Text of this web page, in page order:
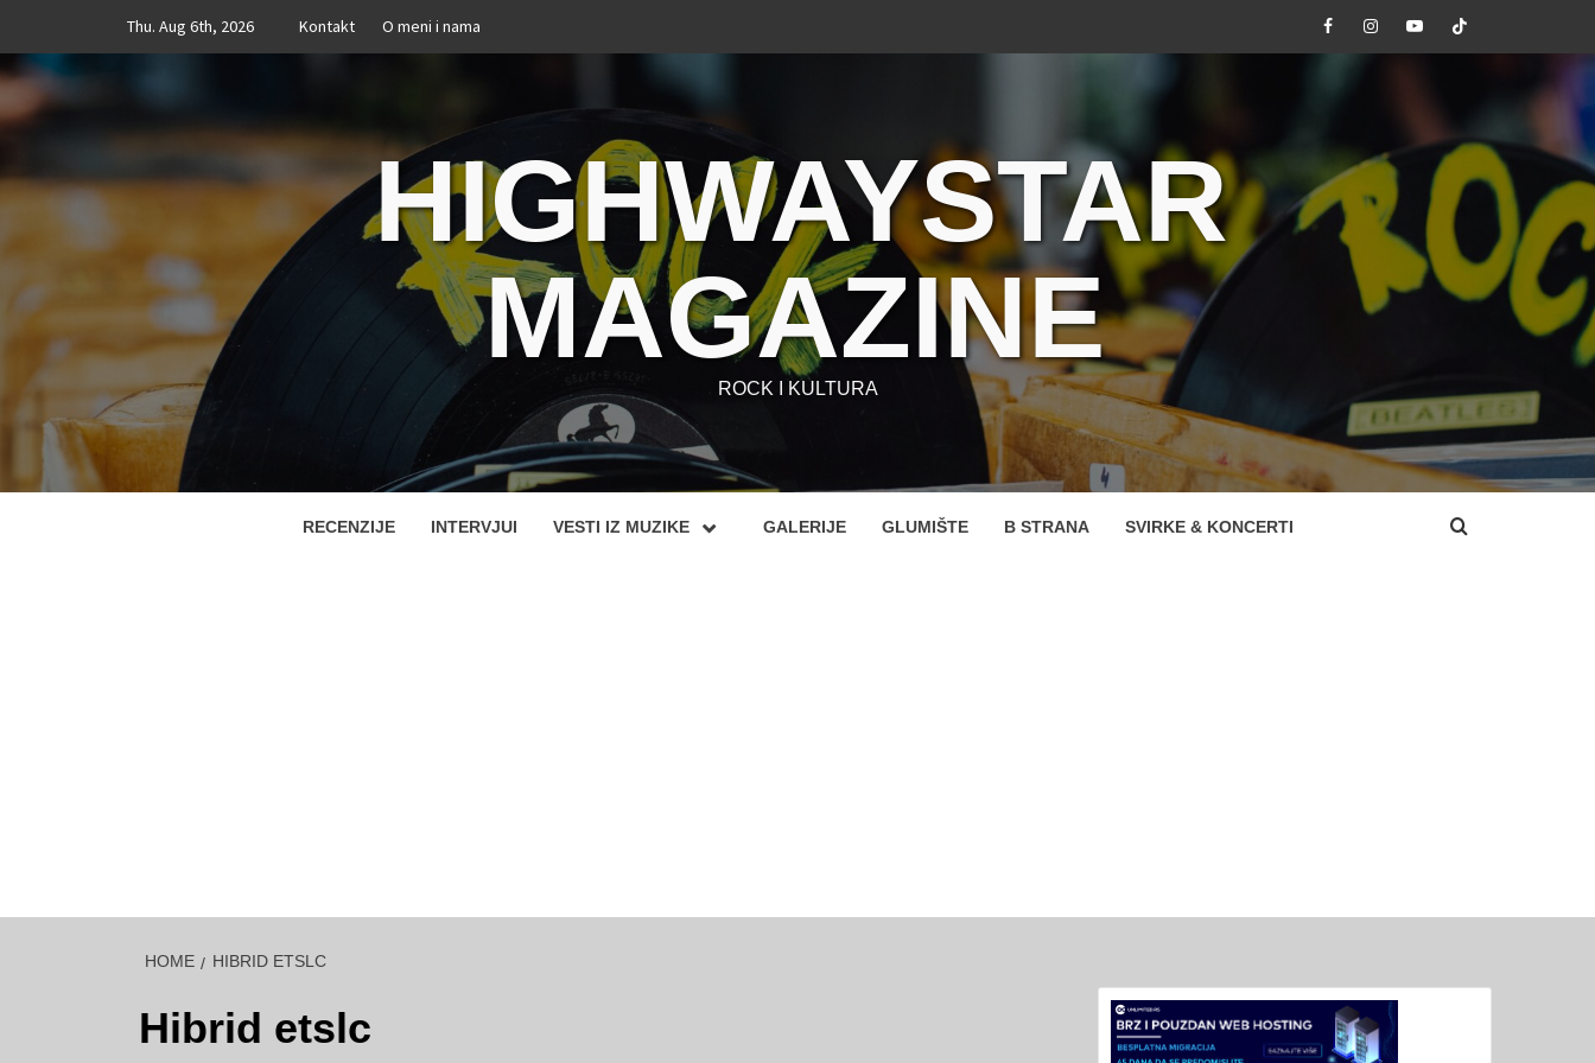
content
Thu. Aug 6th, 2026 Kontakt O meni i nama FacebookInstagramYoutube
Tik
HIGHWAYSTAR
MAGAZINE
ROCK I KULTURA
RECENZIJE INTERVJUI VESTI IZ MUZIKE GALERIJE GLUMIŠTE B STRANA SVIRKE & KONCERTI
HOME HIBRID ETSLC
Hibrid etslc